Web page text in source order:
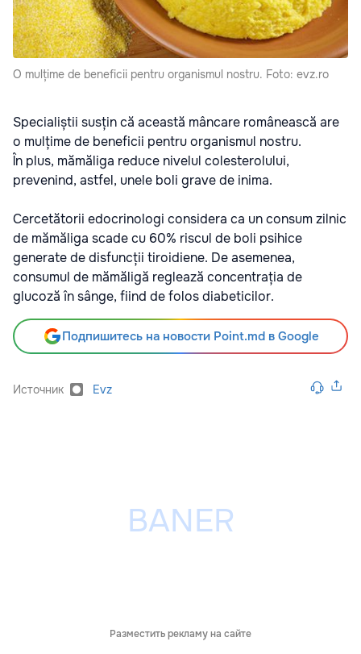
O mulțime de beneficii pentru organismul nostru. Foto: evz.ro
Specialiștii susțin că această mâncare românească are
o mulțime de beneficii pentru organismul nostru.
În plus, mămăliga reduce nivelul colesterolului,
prevenind, astfel, unele boli grave de inima.
Cercetătorii edocrinologi considera ca un consum zilnic
de mămăliga scade cu 60% riscul de boli psihice
generate de disfuncții tiroidiene. De asemenea,
consumul de mămăligă reglează concentrația de
glucoză în sânge, fiind de folos diabeticilor.
Подпишитесь на новости Point.md в Google
Источник Evz
Разместить рекламу на сайте